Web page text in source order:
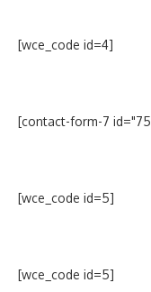
[wce_code id=4]
[contact-form-7
[wce_code id=5]
[wce_code id=5]